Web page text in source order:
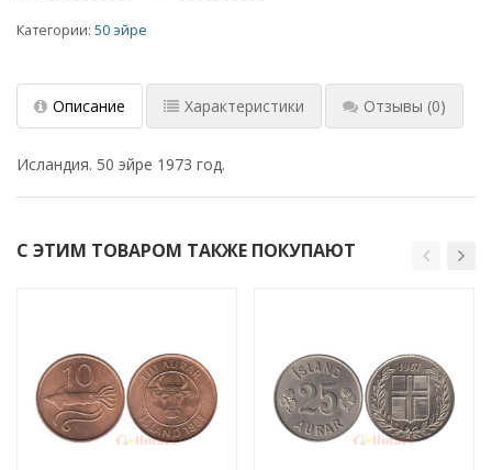
Категории: 50 эйре
Описание Характеристики Отзывы (0)
Исландия. 50 эйре 1973 год.
С ЭТИМ ТОВАРОМ ТАКЖЕ ПОКУПАЮТ